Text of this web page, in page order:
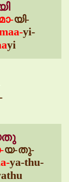
യി-
yi-
yi
യ-തു-
ya-thu-